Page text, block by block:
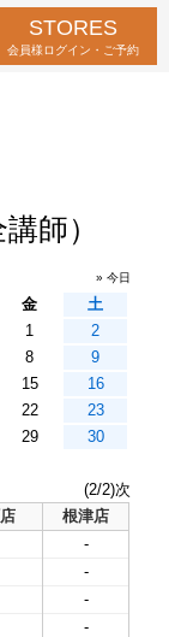
STORES
会員様ログイン・ご予約
師）
» 今日
金
土
1
2
8
9
15
16
22
23
29 30
(2/2)次
根津店
-
-
-
-